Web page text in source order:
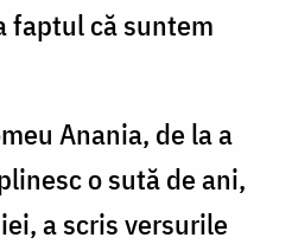
faptul că suntem
Anania, de la a
o sută de ani,
a scris versurile